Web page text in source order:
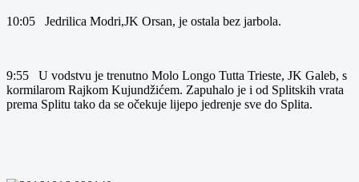
10:05 Jedrilica Modri,JK Orsan, je ostala bez jarbola.
9:55 U vodstvu je trenutno Molo Longo Tutta Trieste, JK Galeb, s
kormilarom Rajkom Kujundžićem. Zapuhalo je i od Splitskih vrata
prema Splitu tako da se očekuje lijepo jedrenje sve do Splita.